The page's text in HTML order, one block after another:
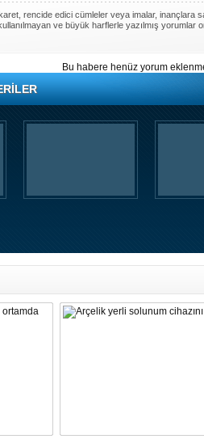
rencide edici cümleler veya imalar, inançlara
ve büyük harflerle yazılmış yorumlar
Bu habere henüz yorum